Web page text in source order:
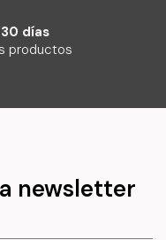
días
productos
newsletter